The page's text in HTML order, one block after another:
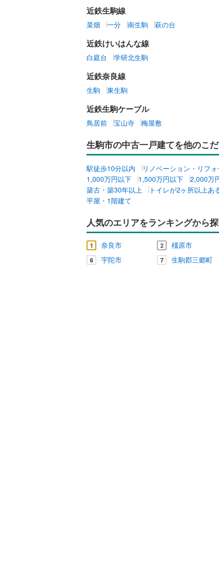
近鉄生駒線
菜畑 一分 南生駒 萩の台
近鉄けいはんな線
白庭台 学研北生駒
近鉄奈良線
生駒 東生駒
近鉄生駒ケーブル
鳥居前 宝山寺 梅屋敷
生駒市の中古一戸建てを他のこ
駅徒歩10分以内
リノベーション・リフ
1,000万円以下
1,500万円以下
2,000万
築古・築30年以上
トイレが2ヶ所以上あ
平屋・1階建て
人気のエリアをランキングから
1 奈良市 2 橿原市
6 宇陀市 7 生駒郡三郷町